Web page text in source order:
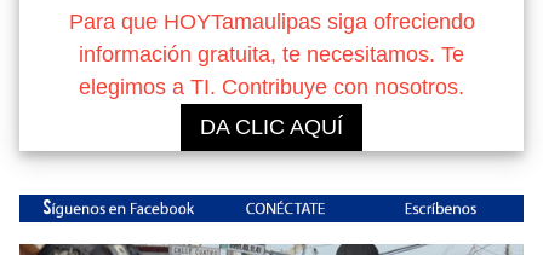
Para que HOYTamaulipas siga ofreciendo
información gratuita, te necesitamos. Te
elegimos a TI. Contribuye con nosotros.
DA CLIC AQUÍ